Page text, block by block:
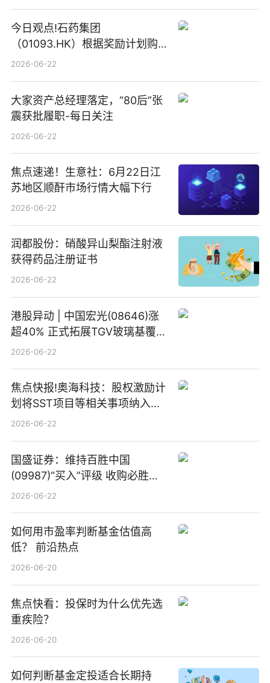
今日观点!石药集团
（01093.HK）根据奖励计划购
回580万股
2026-06-22
大家资产总经理落定，“80后”张
震获批履职-每日关注
2026-06-22
焦点速递！生意社：6月22日江
苏地区顺酐市场行情大幅下行
2026-06-22
润都股份：硝酸异山梨酯注射液
获得药品注册证书
2026-06-22
港股异动 | 中国宏光(08646)涨
超40% 正式拓展TGV玻璃基覆铜
板新材料业务
2026-06-22
焦点快报!奥海科技：股权激励计
划将SST项目等相关事项纳入专
项业务发展考核指标
2026-06-22
国盛证券：维持百胜中国
(09987)“买入”评级 收购必胜客
中国增厚利润加速成长 信息
2026-06-22
如何用市盈率判断基金估值高
低？ 前沿热点
2026-06-20
焦点快看：投保时为什么优先选
重疾险？
2026-06-20
如何判断基金定投适合长期持